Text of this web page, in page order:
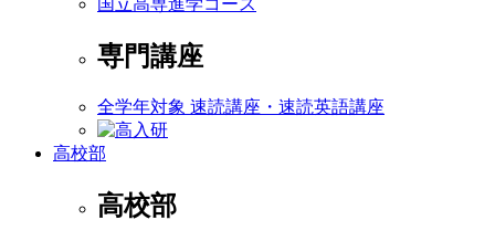
国立高専進学コース
専門講座
全学年対象 速読講座・速読英語講座
高校部
高校部